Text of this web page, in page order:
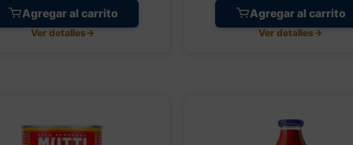
Agregar al carrito
Ver detalles→
equilibrado, que resaltan su
fresco y limpio.
Agregar al carrito
Ver detalles→